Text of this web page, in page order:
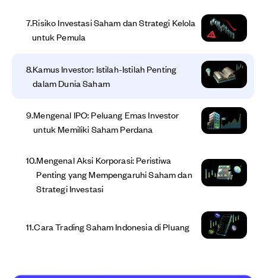
7.Risiko Investasi Saham dan Strategi Kelola
untuk Pemula
8.Kamus Investor: Istilah-Istilah Penting
dalam Dunia Saham
9.Mengenal IPO: Peluang Emas Investor
untuk Memiliki Saham Perdana
10.Mengenal Aksi Korporasi: Peristiwa
Penting yang Mempengaruhi Saham dan
Strategi Investasi
11.Cara Trading Saham Indonesia di Pluang